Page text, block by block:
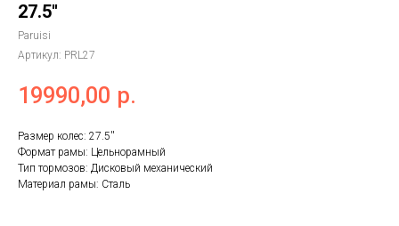
27.5''
Paruisi
Артикул: PRL27
19990,00 р.
Размер колес: 27.5''
Формат рамы: Цельнорамный
Тип тормозов: Дисковый механический
Материал рамы: Сталь